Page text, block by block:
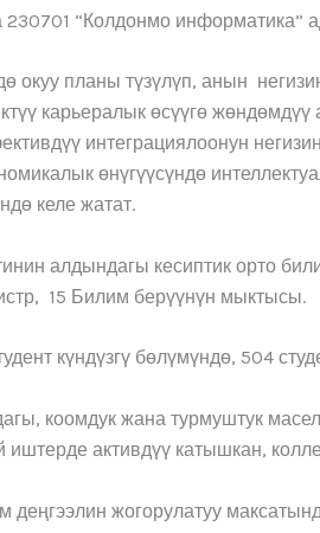
“Колдонмо информатика”
окуу планы түзүлүп, анын
карьералык өсүүгө
интеграциялоонун
өнүгүүсүндө
келе жатат.
алдындагы кесиптик орто
15 Билим берүүнүн мыктысы.
күндүзгү бөлүмүндө, 504
коомдук жана турмуштук
активдүү катышкан,
деңгээлин жогорулатуу